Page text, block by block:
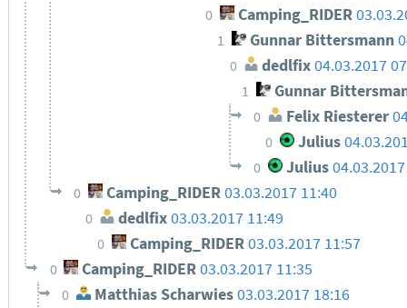
0 Camping_RIDER
1 Gunnar Bittersmann
0 dedlfix04.03.2017
1 Gunnar
0 Felix Riesterer
0 Julius
0 Julius
0 Camping_RIDER03.03.2017 11:40
0 dedlfix03.03.2017 11:49
0 Camping_RIDER03.03.2017 11:57
0 Camping_RIDER03.03.2017 11:35
0 Matthias Scharwies 03.03.2017 18:16